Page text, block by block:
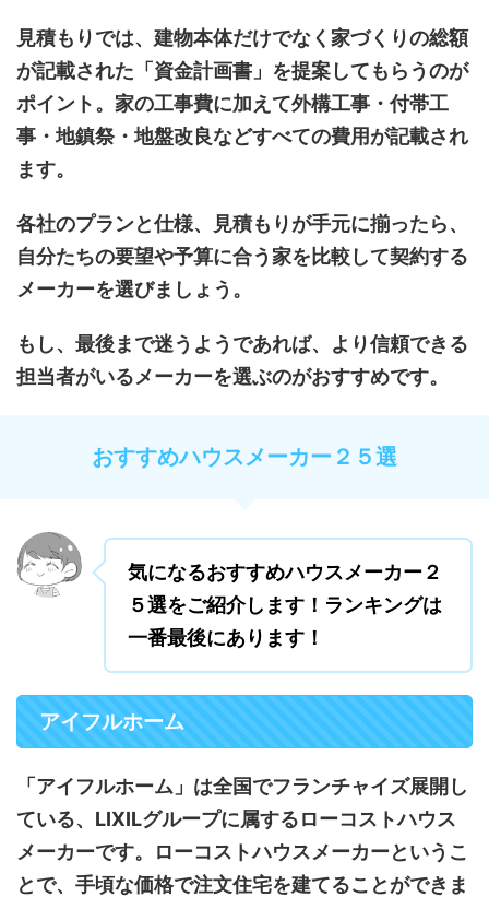
見積もりでは、建物本体だけでなく家づくりの総額
が記載された「資金計画書」を提案してもらうのが
ポイント。家の工事費に加えて外構工事・付帯工
事・地鎮祭・地盤改良などすべての費用が記載され
ます。
各社のプランと仕様、見積もりが手元に揃ったら、
自分たちの要望や予算に合う家を比較して契約する
メーカーを選びましょう。
もし、最後まで迷うようであれば、より信頼できる
担当者がいるメーカーを選ぶのがおすすめです。
おすすめハウスメーカー２５選
気になるおすすめハウスメーカー２
５選をご紹介します！ランキングは
一番最後にあります！
アイフルホーム
「アイフルホーム」は全国でフランチャイズ展開し
ている、LIXILグループに属するローコストハウス
メーカーです。ローコストハウスメーカーというこ
とで、手頃な価格で注文住宅を建てることができま